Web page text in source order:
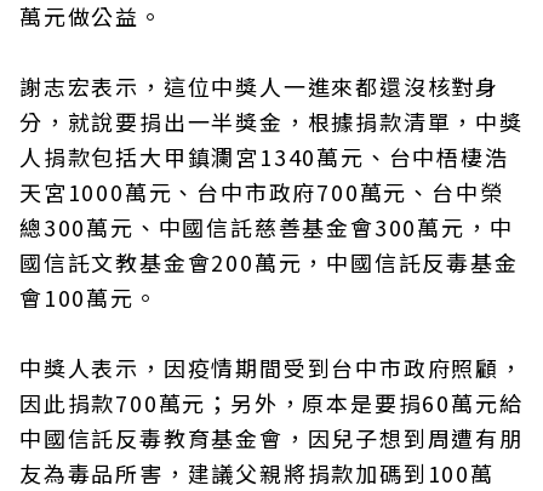
萬元做公益。
謝志宏表示，這位中獎人一進來都還沒核對身
分，就說要捐出一半獎金，根據捐款清單，中獎
人捐款包括大甲鎮瀾宮1340萬元、台中梧棲浩
天宮1000萬元、台中市政府700萬元、台中榮
總300萬元、中國信託慈善基金會300萬元，中
國信託文教基金會200萬元，中國信託反毒基金
會100萬元。
中獎人表示，因疫情期間受到台中市政府照顧，
因此捐款700萬元；另外，原本是要捐60萬元給
中國信託反毒教育基金會，因兒子想到周遭有朋
友為毒品所害，建議父親將捐款加碼到100萬